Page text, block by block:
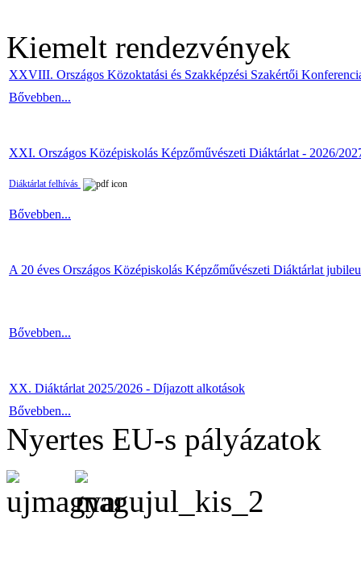
Kiemelt rendezvények
XXVIII. Országos Közoktatási és Szakképzési Szakértői
Bővebben...
XXI. Országos Középiskolás Képzőművészeti Diáktárlat - 2026/
Diáktárlat felhívás
Bővebben...
A 20 éves Országos Középiskolás Képzőművészeti Diáktárlat
Bővebben...
XX. Diáktárlat 2025/2026 - Díjazott alkotások
Bővebben...
Nyertes EU-s pályázatok